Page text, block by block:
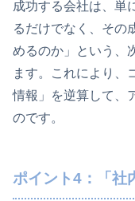
成功する会社は、単
るだけでなく、その
めるのか」という、
ます。これにより、
情報」を逆算して、
のです。
ポイント4：「社